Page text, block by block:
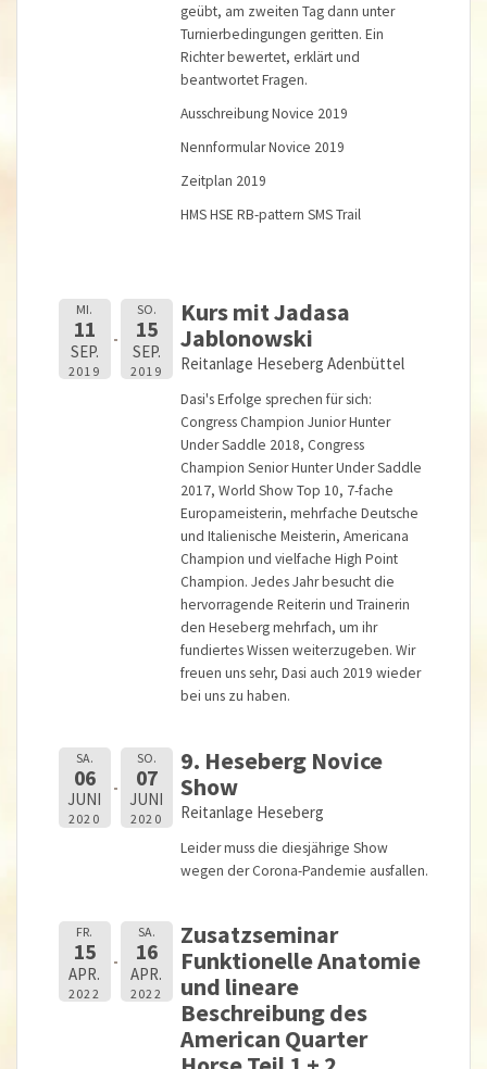
geübt, am zweiten Tag dann unter
Turnierbedingungen geritten. Ein
Richter bewertet, erklärt und
beantwortet Fragen.
Ausschreibung Novice 2019
Nennformular Novice 2019
Zeitplan 2019
HMSHSE RB-pattern SMSTrail
MI.
11
SEP.
2019
SO.
15
SEP.
2019
Kurs mit Jadasa
Jablonowski
Reitanlage Heseberg Adenbüttel
Dasi's Erfolge sprechen für sich:
Congress Champion Junior Hunter
Under Saddle 2018, Congress
Champion Senior Hunter Under Saddle
2017, World Show Top 10, 7-fache
Europameisterin, mehrfache Deutsche
und Italienische Meisterin, Americana
Champion und vielfache High Point
Champion. Jedes Jahr besucht die
hervorragende Reiterin und Trainerin
den Heseberg mehrfach, um ihr
fundiertes Wissen weiterzugeben. Wir
freuen uns sehr, Dasi auch 2019 wieder
bei uns zu haben.
SA.
06
JUNI
2020
SO.
07
JUNI
2020
9. Heseberg Novice
Show
Reitanlage Heseberg
Leider muss die diesjährige Show
wegen der Corona-Pandemie ausfallen.
FR.
15
APR.
2022
SA.
16
APR.
2022
Zusatzseminar
Funktionelle Anatomie
und lineare
Beschreibung des
American Quarter